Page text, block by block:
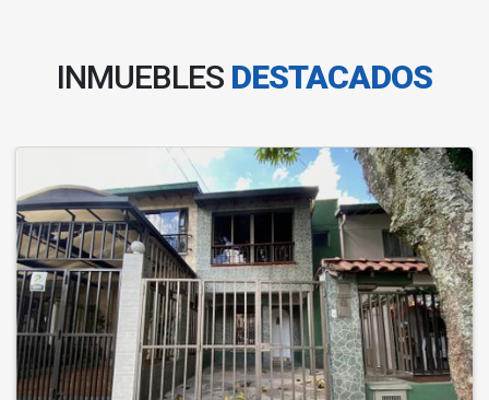
INMUEBLES DESTACADOS